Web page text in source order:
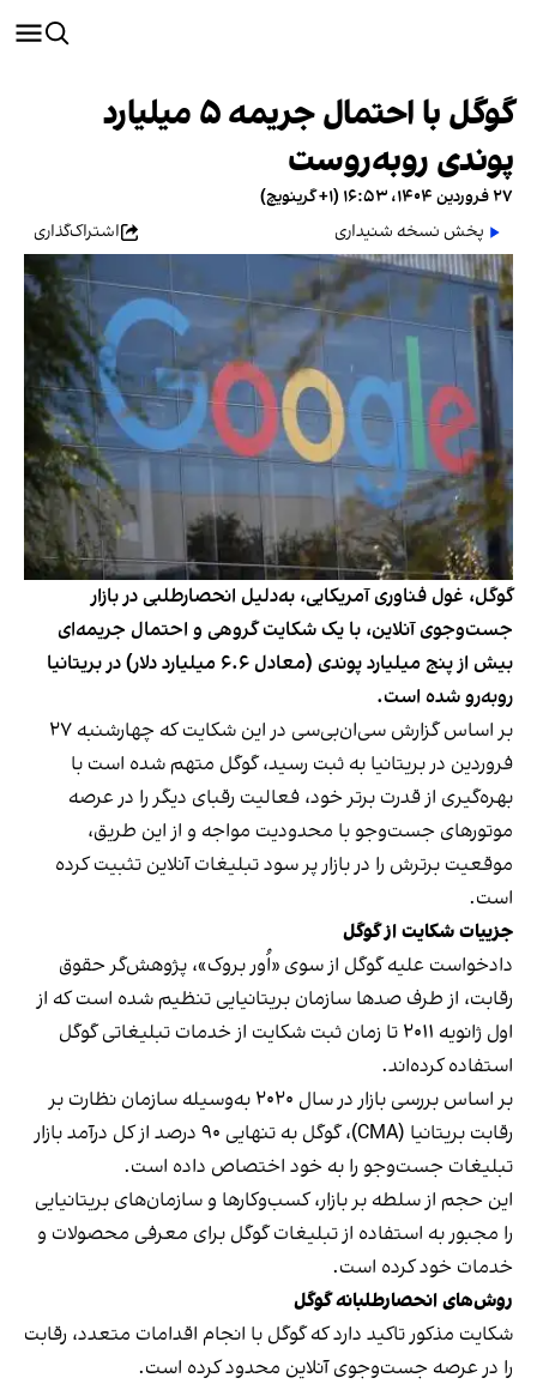
گوگل با احتمال جریمه ۵ میلیارد
پوندی روبه‌روست
۲۷ فروردین ۱۴۰۴، ۱۶:۵۳ (‎+۱ گرینویچ)
پخش نسخه شنیداری
اشتراک‌گذاری
گوگل، غول فناوری آمریکایی، به‌دلیل انحصارطلبی در بازار
جست‌وجوی آنلاین، با یک شکایت گروهی و احتمال جریمه‌ای
بیش از پنج میلیارد پوندی (معادل ۶.۶ میلیارد دلار) در بریتانیا
روبه‌رو شده است.
بر اساسگزارش
سی‌ان‌بی‌سی در این شکایت که چهارشنبه ۲۷
فروردین در بریتانیا به ثبت رسید، گوگل متهم شده است با
بهره‌گیری از قدرت برتر خود، فعالیت رقبای دیگر را در عرصه
موتورهای جست‌وجو با محدودیت مواجه و از این طریق،
موقعیت برترش را در بازار پر سود تبلیغات آنلاین تثبیت کرده
است.
جزییاتشکایت از گوگل
دادخواست علیه گوگل از سوی «اُور بروک»، پژوهش‌گر حقوق
رقابت، از طرف صدها سازمان بریتانیایی تنظیم شده است که از
اول ژانویه ۲۰۱۱ تا زمان ثبت شکایت از خدمات تبلیغاتی گوگل
استفاده کرده‌اند.
بر اساس بررسی بازار در سال ۲۰۲۰ به‌وسیله سازمان نظارت بر
رقابت بریتانیا (CMA)، گوگل به تنهایی ۹۰ درصد از کل درآمد بازار
تبلیغات جست‌وجو را به خود اختصاص داده است.
این حجم از سلطه بر بازار، کسب‌وکارها و سازمان‌های بریتانیایی
را مجبور به استفاده از تبلیغات گوگل برای معرفی محصولات و
خدمات خود کرده است.
روش‌هایانحصارطلبانهگوگل
شکایت مذکور تاکید دارد که گوگل با انجام اقدامات متعدد، رقابت
را در عرصه جست‌وجوی آنلاین محدود کرده است.